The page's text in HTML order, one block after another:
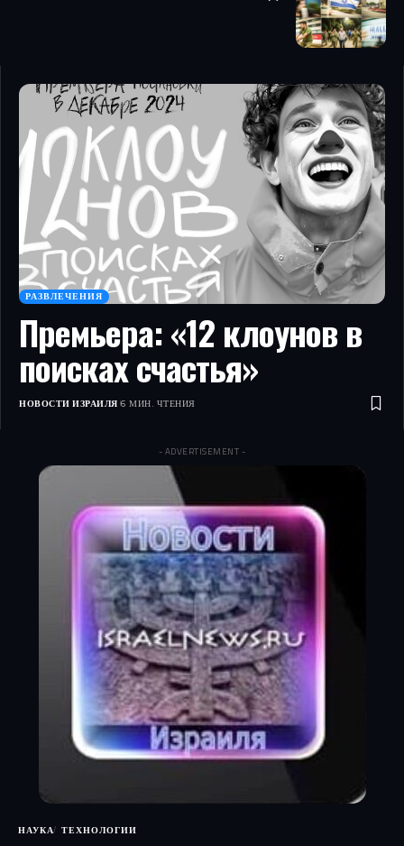
РАЗВЛЕЧЕНИЯ
Премьера: «12 клоунов в
поисках счастья»
НОВОСТИ ИЗРАИЛЯ 6 МИН. ЧТЕНИЯ
- ADVERTISEMENT -
НАУКА ТЕХНОЛОГИИ